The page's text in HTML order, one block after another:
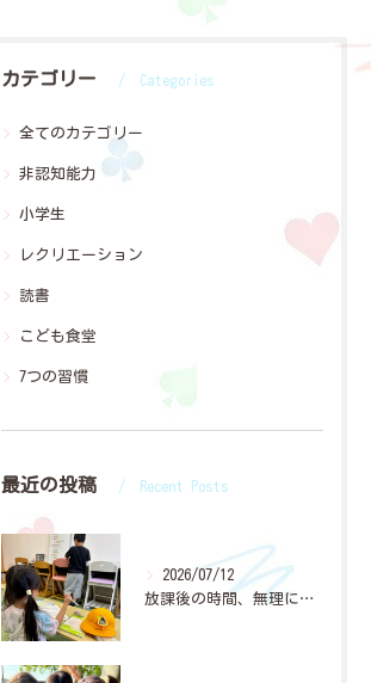
カテゴリー Categories
全てのカテゴリー
非認知能力
小学生
レクリエーション
読書
こども食堂
7つの習慣
最近の投稿 Recent Posts
2026/07/12
放課後の時間、無理に「宿題やって」と言わなくても大丈夫👌✨